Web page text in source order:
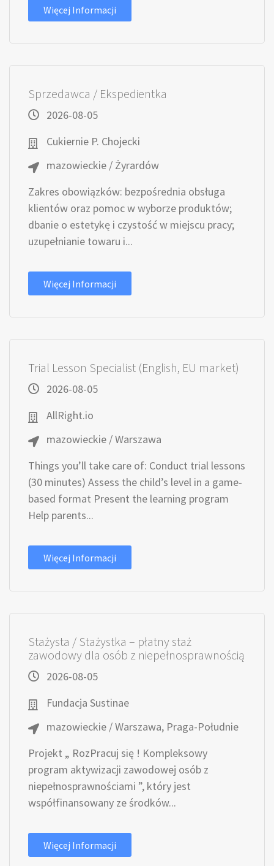
Więcej Informacji
Sprzedawca / Ekspedientka
2026-08-05
Cukiernie P. Chojecki
mazowieckie / Żyrardów
Zakres obowiązków: bezpośrednia obsługa
klientów oraz pomoc w wyborze produktów;
dbanie o estetykę i czystość w miejscu pracy;
uzupełnianie towaru i...
Więcej Informacji
Trial Lesson Specialist (English, EU market)
2026-08-05
AllRight.io
mazowieckie / Warszawa
Things you’ll take care of: Conduct trial lessons
(30 minutes) Assess the child’s level in a game-
based format Present the learning program
Help parents...
Więcej Informacji
Stażysta / Stażystka – płatny staż
zawodowy dla osób z niepełnosprawnością
2026-08-05
Fundacja Sustinae
mazowieckie / Warszawa, Praga-Południe
Projekt „ RozPracuj się ! Kompleksowy
program aktywizacji zawodowej osób z
niepełnosprawnościami ”, który jest
współfinansowany ze środków...
Więcej Informacji